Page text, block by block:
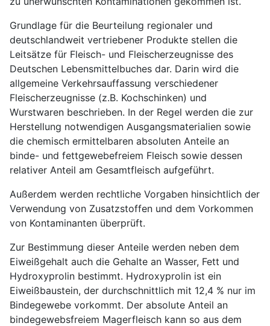
Grundlage für die Beurteilung regionaler und
deutschlandweit vertriebener Produkte stellen die
Leitsätze für Fleisch- und Fleischerzeugnisse des
Deutschen Lebensmittelbuches dar. Darin wird die
allgemeine Verkehrsauffassung verschiedener
Fleischerzeugnisse (z.B. Kochschinken) und
Wurstwaren beschrieben. In der Regel werden die zur
Herstellung notwendigen Ausgangsmaterialien sowie
die chemisch ermittelbaren absoluten Anteile an
binde- und fettgewebefreiem Fleisch sowie dessen
relativer Anteil am Gesamtfleisch aufgeführt.
Außerdem werden rechtliche Vorgaben hinsichtlich der
Verwendung von Zusatzstoffen und dem Vorkommen
von Kontaminanten überprüft.
Zur Bestimmung dieser Anteile werden neben dem
Eiweißgehalt auch die Gehalte an Wasser, Fett und
Hydroxyprolin bestimmt. Hydroxyprolin ist ein
Eiweißbaustein, der durchschnittlich mit 12,4 % nur im
Bindegewebe vorkommt. Der absolute Anteil an
bindegewebsfreiem Magerfleisch kann so aus dem